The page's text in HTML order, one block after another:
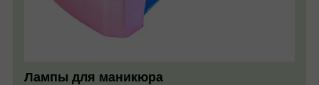
Лампы для маникюра